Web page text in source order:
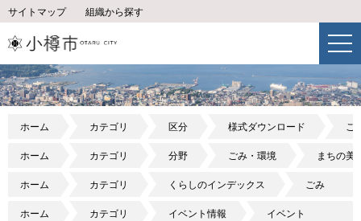
サイトマップ 組織から探す
ホーム カテゴリ 区分 様式ダウンロード ご
ホーム カテゴリ 分野 ごみ・環境 まちの美
ホーム カテゴリ くらしのインデックス ごみ
ホーム カテゴリ イベント情報 イベント